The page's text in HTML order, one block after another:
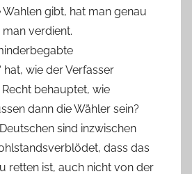
gibt, hat man genau
verdient.
hat, wie der Verfasser
behauptet, wie
dann die Wähler sein?
sind inzwischen
dass das
retten ist, auch nicht von der